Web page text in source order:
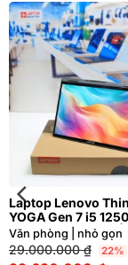
Laptop Lenovo
YOGA Gen 7 i5
16GB 4K Cảm ứng |
tay 99%
Văn phòng | nhỏ gọn
29.000.000₫ 22%